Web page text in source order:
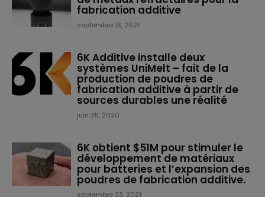
fabrication additive
septembre 13, 2021
6K Additive installe deux
systèmes UniMelt – fait de la
production de poudres de
fabrication additive à partir de
sources durables une réalité
juin 25, 2020
6K obtient $51M pour stimuler le
développement de matériaux
pour batteries et l’expansion des
poudres de fabrication additive.
septembre 23, 2021